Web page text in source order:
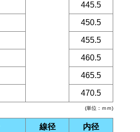
(単位：ｍｍ)
445.5
450.5
455.5
460.5
465.5
470.5
線径 内径